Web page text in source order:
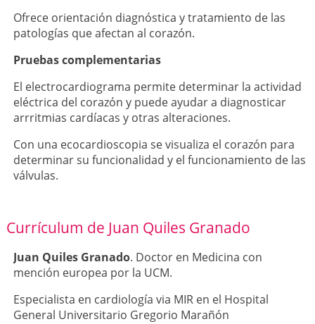
Ofrece orientación diagnóstica y tratamiento de las
patologías que afectan al corazón.
Pruebas complementarias
El electrocardiograma permite determinar la actividad
eléctrica del corazón y puede ayudar a diagnosticar
arrritmias cardíacas y otras alteraciones.
Con una ecocardioscopia se visualiza el corazón para
determinar su funcionalidad y el funcionamiento de las
válvulas.
Currículum de Juan Quiles Granado
Juan Quiles Granado. Doctor en Medicina con
mención europea por la UCM.
Especialista en cardiología via MIR en el Hospital
General Universitario Gregorio Marañón